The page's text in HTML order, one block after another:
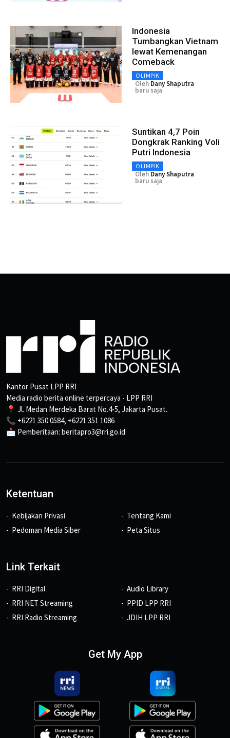
Indonesia
Tumbangkan Vietnam
lewat Kemenangan
Comeback
OLIMPIK
Oleh Dany Shaputra
baru saja
Suntikan 4,7 Poin
Dongkrak Ranking Voli
Putri Indonesia
OLIMPIK
Oleh Dany Shaputra
baru saja
Kantor Pusat LPP RRI
Media radio berita online terpercaya - LPP RRI
📍 Jl. Medan Merdeka Barat No.4-5, Jakarta Pusat.
📞 +6221 350 0584, +6221 351 1086
📩 Pemberitaan: beritapro3@rri.go.id
Ketentuan
Kebijakan Privasi
Pedoman Media Siber
Tentang Kami
Peta Situs
Link Terkait
RRI Digital
RRI NET Streaming
RRI Radio Streaming
Audio Library
PPID LPP RRI
JDIH LPP RRI
Get My App